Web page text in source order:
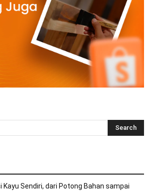
Kayu Sendiri, dari Potong Bahan sampai